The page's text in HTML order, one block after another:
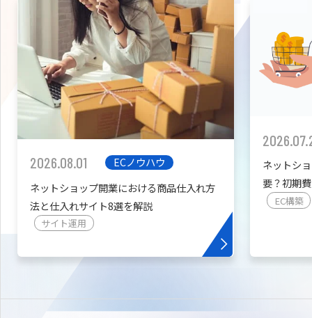
拡張プラグイン一覧
カスタマイズ開発
2026.08.01
ECノウハウ
ネットショップ開業における商品仕入れ方
法と仕入れサイト8選を解説
サイト運用
ネットシ
要？初期
を紹介
EC構築